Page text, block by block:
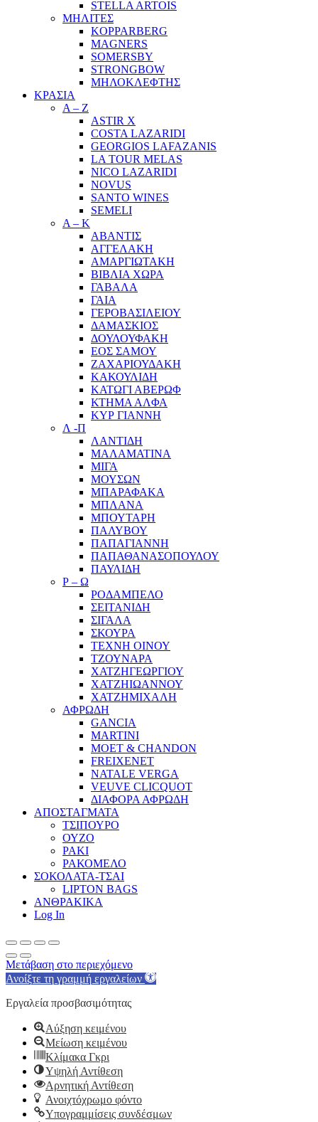
STELLA ARTOIS
ΜΗΛΙΤΕΣ
KOPPARBERG
MAGNERS
SOMERSBY
STRONGBOW
ΜΗΛΟΚΛΕΦΤΗΣ
ΚΡΑΣΙΑ
A – Z
ASTIR X
COSTA LAZARIDI
GEORGIOS LAFAZANIS
LA TOUR MELAS
NICO LAZARIDI
NOVUS
SANTO WINES
SEMELI
Α – Κ
ΑΒΑΝΤΙΣ
ΑΓΓΕΛΑΚΗ
ΑΜΑΡΓΙΩΤΑΚΗ
ΒΙΒΛΙΑ ΧΩΡΑ
ΓΑΒΑΛΑ
ΓΑΙΑ
ΓΕΡΟΒΑΣΙΛΕΙΟΥ
ΔΑΜΑΣΚΙΟΣ
ΔΟΥΛΟΥΦΑΚΗ
ΕΟΣ ΣΑΜΟΥ
ΖΑΧΑΡΙΟΥΔΑΚΗ
ΚΑΚΟΥΛΙΔΗ
ΚΑΤΩΓΙ ΑΒΕΡΩΦ
ΚΤΗΜΑ ΑΛΦΑ
ΚΥΡ ΓΙΑΝΝΗ
Λ -Π
ΛΑΝΤΙΔΗ
ΜΑΛΑΜΑΤΙΝΑ
ΜΙΓΑ
ΜΟΥΣΩΝ
ΜΠΑΡΑΦΑΚΑ
ΜΠΛΑΝΑ
ΜΠΟΥΤΑΡΗ
ΠΑΛΥΒΟΥ
ΠΑΠΑΓΙΑΝΝΗ
ΠΑΠΑΘΑΝΑΣΟΠΟΥΛΟΥ
ΠΑΥΛΙΔΗ
Ρ – Ω
ΡΟΔΑΜΠΕΛΟ
ΣΕΙΤΑΝΙΔΗ
ΣΙΓΑΛΑ
ΣΚΟΥΡΑ
ΤΕΧΝΗ ΟΙΝΟΥ
ΤΖΟΥΝΑΡΑ
ΧΑΤΖΗΓΕΩΡΓΙΟΥ
ΧΑΤΖΗΙΩΑΝΝΟΥ
ΧΑΤΖΗΜΙΧΑΛΗ
ΑΦΡΩΔΗ
GANCIA
MARTINI
MOET & CHANDON
FREIXENET
NATALE VERGA
VEUVE CLICQUOT
ΔΙΑΦΟΡΑ ΑΦΡΩΔΗ
ΑΠΟΣΤΑΓΜΑΤΑ
ΤΣΙΠΟΥΡΟ
ΟΥΖΟ
ΡΑΚΙ
ΡΑΚΟΜΕΛΟ
ΣΟΚΟΛΑΤΑ-ΤΣΑΙ
LIPTON BAGS
ΑΝΘΡΑΚΙΚΑ
Log In
Μετάβαση στο περιεχόμενο
Ανοίξτε τη γραμμή εργαλείων
Εργαλεία προσβασιμότητας
Αύξηση κειμένου
Μείωση κειμένου
Κλίμακα Γκρι
Υψηλή Αντίθεση
Αρνητική Αντίθεση
Ανοιχτόχρωμο φόντο
Υπογραμμίσεις συνδέσμων